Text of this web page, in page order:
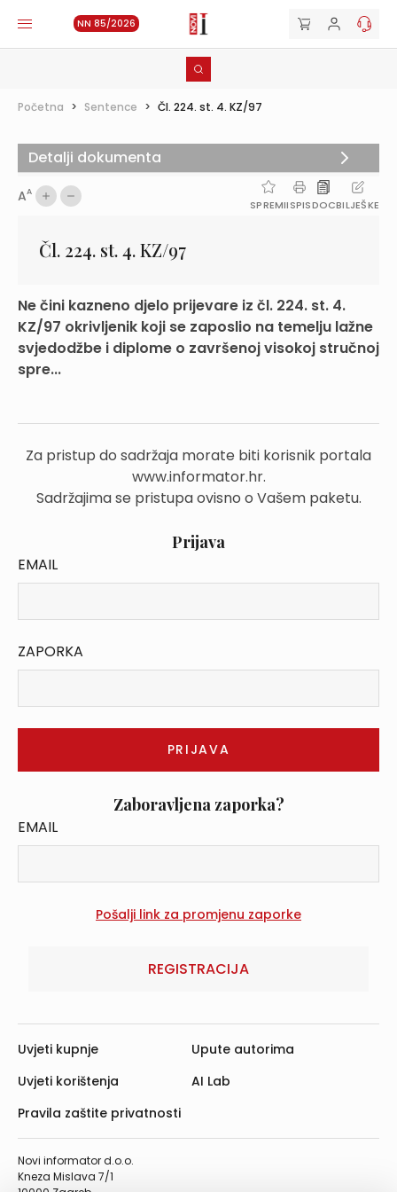
NN 85/2026
Početna > Sentence > Čl. 224. st. 4. KZ/97
AA
SPREMIISPISDOCBILJEŠKE
Čl. 224. st. 4. KZ/97
Ne čini kazneno djelo prijevare iz čl. 224. st. 4.
KZ/97 okrivljenik koji se zaposlio na temelju lažne
svjedodžbe i diplome o završenoj visokoj stručnoj
spre...
Za pristup do sadržaja morate biti korisnik portala
www.informator.hr.
Sadržajima se pristupa ovisno o Vašem paketu.
Prijava
EMAIL
ZAPORKA
Zaboravljena zaporka?
EMAIL
REGISTRACIJA
Detalji dokumenta
Novi informator d.o.o.
Kneza Mislava 7/1
Uvjeti kupnje
Uvjeti korištenja
Pravila zaštite privatnosti
Upute autorima
AI Lab